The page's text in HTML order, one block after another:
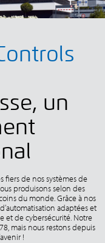
un
fiers de nos systèmes de
produisons selon des
du monde. Grâce à nos
adaptées et
et de cybersécurité. Notre
mais nous restons depuis
!